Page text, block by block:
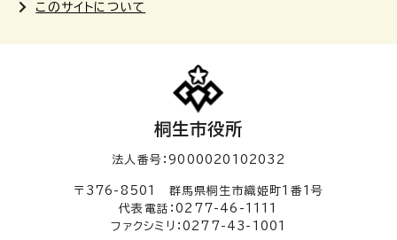
このサイトについて
桐生市役所
法人番号：9000020102032
〒376-8501 群馬県桐生市織姫町1番1号
代表電話：0277-46-1111
ファクシミリ：0277-43-1001